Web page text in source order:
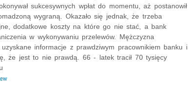
sukcesywnych wpłat do momentu, aż postanowił
wygraną. Okazało się jednak, że trzeba
dodatkowe koszty na które go nie stać, a bank
w wykonywaniu przelewów. Mężczyzna
uzyskane informacje z prawdziwym pracownikiem banku i
że jest to nie prawdą. 66 - latek tracił 70 tysięcy